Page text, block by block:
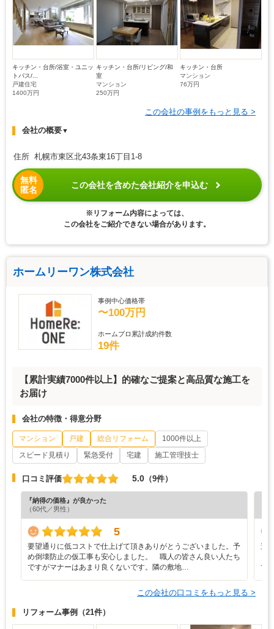
キッチン・台所/浴室・ユニッ
トバス/...
戸建住宅
1400万円
キッチン・台所/リビング/和
室
マンション
250万円
キッチン・台所
マンション
76万円
この会社の事例をもっと見る >
会社の概要▼
住所 札幌市東区北43条東16丁目1-8
無料
匿名
この会社を含めた会社紹介を申込む
※リフォーム内容によっては、
この会社をご紹介できない場合があります。
ホームリーワン株式会社
事例中心価格帯
〜100万円
ホームプロ累計成約件数
19件
【累計実績7000件以上】的確なご提案と高品質な施工を
お届け
会社の特徴・得意分野
マンション 戸建 総合リフォーム
1000件以上
スピード見積り
緊急受付 宅建 施工管理技士
口コミ評価 5.0 （9件）
『納得の価格』が良かった
（60代／男性）
5
要望通りに低コストで仕上げて頂きありがとうございました。予
め倒壊防止の仮工事も安心しました。 職人の皆さん良い人たち
ですがマナーはあまり良くないです。隣の敷地…
遠
て
この会社の口コミをもっと見る >
リフォーム事例 （21件）